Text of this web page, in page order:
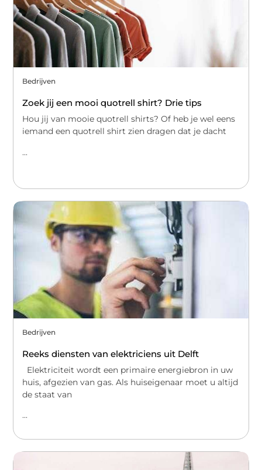
Bedrijven
Zoek jij een mooi quotrell shirt? Drie tips
Hou jij van mooie quotrell shirts? Of heb je wel eens
iemand een quotrell shirt zien dragen dat je dacht
...
Bedrijven
Reeks diensten van elektriciens uit Delft
Elektriciteit wordt een primaire energiebron in uw
huis, afgezien van gas. Als huiseigenaar moet u altijd
de staat van
...